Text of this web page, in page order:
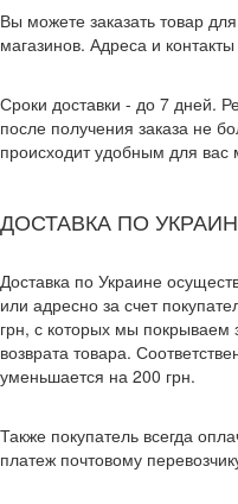
Вы можете заказать товар
магазинов. Адреса и
Сроки доставки - до 7 дней.
после получения заказа не
происходит удобным для
ДОСТАВКА ПО
Доставка по Украине
или адресно за счет
грн, с которых мы покрываем
возврата товара.
уменьшается на 200 грн.
Также покупатель всегда
платеж почтовому